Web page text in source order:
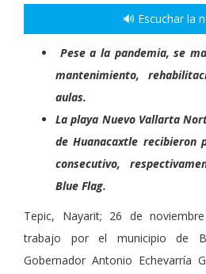
🔊 Escuchar la
Pese a la pandemia, se
mantenimiento,
aulas.
La playa Nuevo Vallarta
de Huanacaxtle recibieron
consecutivo,
Blue Flag.
Tepic, Nayarit; 26 de
trabajo por el municipio de
Gobernador Antonio Echevarría